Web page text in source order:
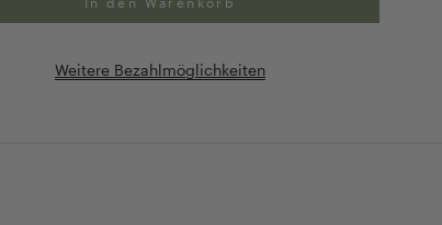
Weitere Bezahlmöglichkeiten